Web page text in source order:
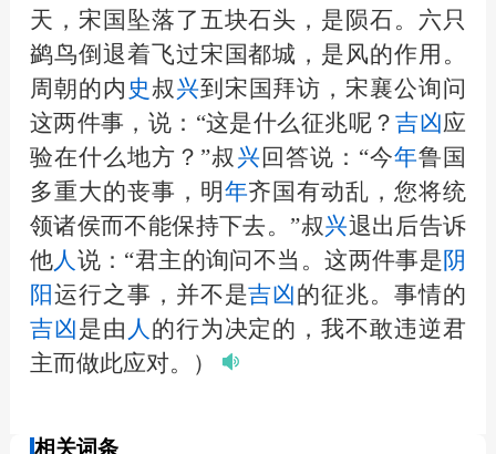
天，宋国坠落了五块石头，是陨石。六只
鹢鸟倒退着飞过宋国都城，是风的作用。
周朝的内 史叔兴到宋国拜访，宋襄公询问
这两件事，说：“这是什么征兆呢？吉凶应
验在什么地方？”叔 兴 回答说：“今年鲁国
多重大的丧事，明年齐国有动乱，您将统
领诸侯而不能保持下去。”叔兴退出后告诉
他人 说：“君主的询问不当。这两件事是 阴
阳运行之事，并不是吉凶的征兆。事情的
吉凶是由 人 的行为决定的，我不敢违逆君
主而做此应对。）
相关词条